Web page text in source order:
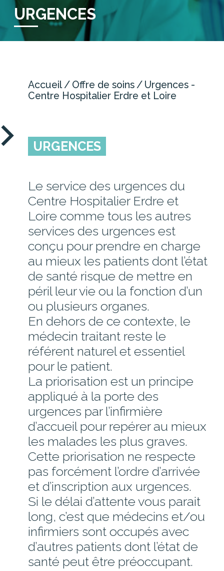
NOUS CONTACTER
CHIRURGIE
GYNÉCOLOGIE-OBSTÉTRIQUE /
MATERNITÉ
MÉDECINE
PERSONNES AGÉES
RÉADAPTATION
URGENCES
ESPACE PATIENT
CONSULTATIONS – PRENDRE UN
RENDEZ-VOUS
FORMALITÉS ADMINISTRATIVES
HOSPITALISATION
PERMANENCE D’ACCÈS AUX SOINS
DE SANTÉ (PASS)
UNITÉ TERRITORIALE DÉPISTAGE
ET VACCINATION DU PAYS
D’ANCENIS
PHARMACIE
LIVRET D’ACCUEIL
ACCÈS AU DOSSIER MÉDICAL
QUESTIONNAIRES DE
SATISFACTION
ESPACE RÉSIDENT
EHPAD ANCENIS
EHPAD CANDÉ
EHPAD OUDON
EHPAD VARADES
URGENCES
Accueil Offre de soins
Urgences -
Centre Hospitalier Erdre et Loire
URGENCES
Le service des urgences du
Centre Hospitalier Erdre et
Loire comme tous les autres
services des urgences est
conçu pour prendre en charge
au mieux les patients dont l’état
de santé risque de mettre en
péril leur vie ou la fonction d’un
ou plusieurs organes.
En dehors de ce contexte, le
médecin traitant reste le
référent naturel et essentiel
pour le patient.
La priorisation est un principe
appliqué à la porte des
urgences par l’infirmière
d’accueil pour repérer au mieux
les malades les plus graves.
Cette priorisation ne respecte
pas forcément l’ordre d’arrivée
et d’inscription aux urgences.
Si le délai d’attente vous parait
long, c’est que médecins et/ou
infirmiers sont occupés avec
d’autres patients dont l’état de
santé peut être préoccupant.